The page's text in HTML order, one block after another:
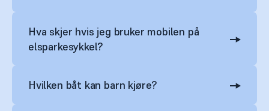
Hva skjer hvis jeg bruker mobilen på
elsparkesykkel?
Hvilken båt kan barn kjøre?